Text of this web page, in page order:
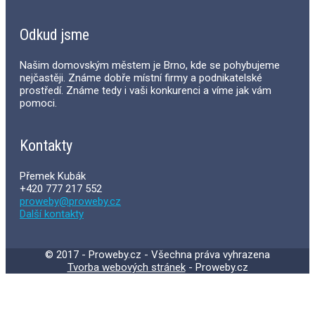
Odkud jsme
Našim domovským městem je Brno, kde se pohybujeme
nejčastěji. Známe dobře místní firmy a podnikatelské
prostředí. Známe tedy i vaši konkurenci a víme jak vám
pomoci.
Kontakty
Přemek Kubák
+420 777 217 552
proweby@proweby.cz
Další kontakty
© 2017 - Proweby.cz - Všechna práva vyhrazena
Tvorba webových stránek- Proweby.cz